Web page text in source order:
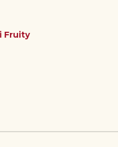
Fruity